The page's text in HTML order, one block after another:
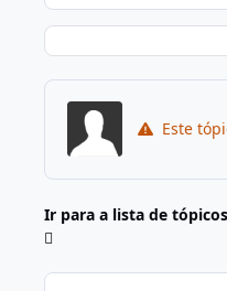
Este
Ir para a lista de tópicos